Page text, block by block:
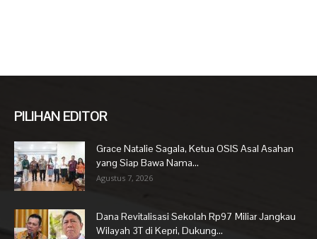
PILIHAN EDITOR
Grace Natalie Sagala, Ketua OSIS Asal Asahan
yang Siap Bawa Nama...
Agustus 7, 2026
Dana Revitalisasi Sekolah Rp97 Miliar Jangkau
Wilayah 3T di Kepri, Dukung...